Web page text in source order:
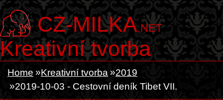
CZ-MILKA.NET
Kreativní tvorba
Home Kreativní tvorba
2019
2019-10-03 - Cestovní deník Tibet VII.